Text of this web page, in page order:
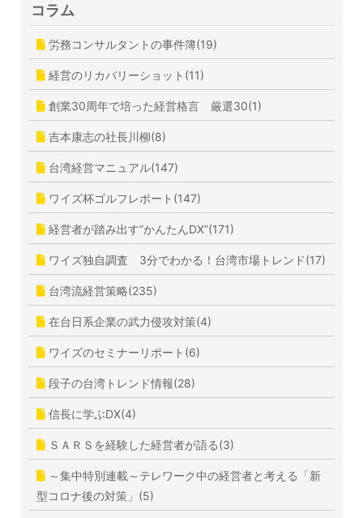
コラム
労務コンサルタントの事件簿(19)
経営のリカバリーショット(11)
創業30周年で培った経営格言 厳選30(1)
吉本康志の社長川柳(8)
台湾経営マニュアル(147)
ワイズ杯ゴルフレポート(147)
経営者が踏み出す”かんたんDX”(171)
ワイズ独自調査 3分でわかる！台湾市場トレンド(17)
台湾流経営策略(235)
在台日系企業の武力侵攻対策(4)
ワイズのセミナーリポート(6)
段子の台湾トレンド情報(28)
信長に学ぶDX(4)
ＳＡＲＳを経験した経営者が語る(3)
～集中特別連載～テレワーク中の経営者と考える「新
型コロナ後の対策」(5)